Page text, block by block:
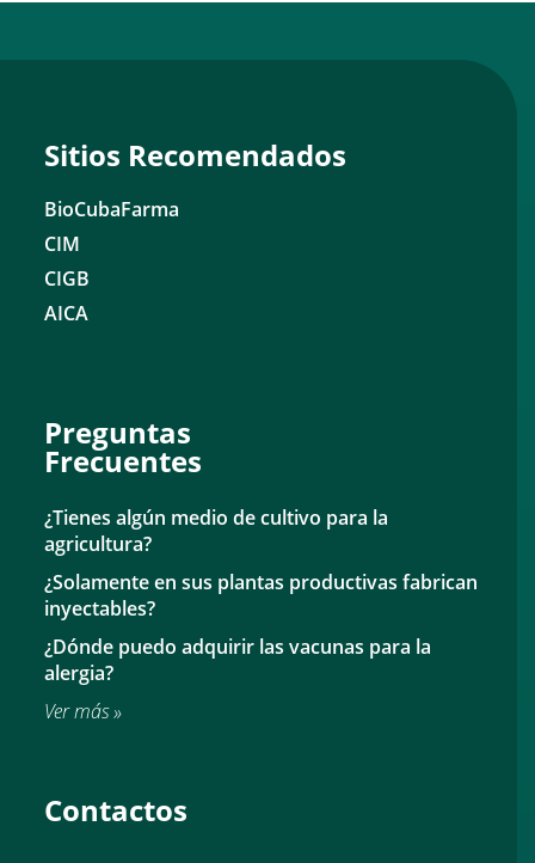
Sitios Recomendados
BioCubaFarma
CIM
CIGB
AICA
Preguntas
Frecuentes
¿Tienes algún medio de cultivo para la
agricultura?
¿Solamente en sus plantas productivas fabrican
inyectables?
¿Dónde puedo adquirir las vacunas para la
alergia?
Ver más »
Contactos